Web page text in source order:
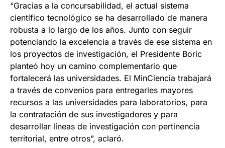
“Gracias a la concursabilidad, el actual sistema
científico tecnológico se ha desarrollado de manera
robusta a lo largo de los años. Junto con seguir
potenciando la excelencia a través de ese sistema en
los proyectos de investigación, el Presidente Boric
planteó hoy un camino complementario que
fortalecerá las universidades. El MinCiencia trabajará
a través de convenios para entregarles mayores
recursos a las universidades para laboratorios, para
la contratación de sus investigadores y para
desarrollar líneas de investigación con pertinencia
territorial, entre otros”, aclaró.